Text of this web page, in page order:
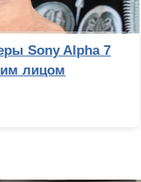
Sony Alpha 7
лицом